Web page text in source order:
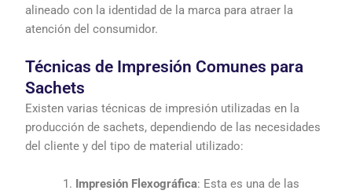
alineado con la identidad de la marca para atraer la
atención del consumidor.
Técnicas de Impresión Comunes para
Sachets
Existen varias técnicas de impresión utilizadas en la
producción de sachets, dependiendo de las necesidades
del cliente y del tipo de material utilizado:
Impresión Flexográfica: Esta es una de las